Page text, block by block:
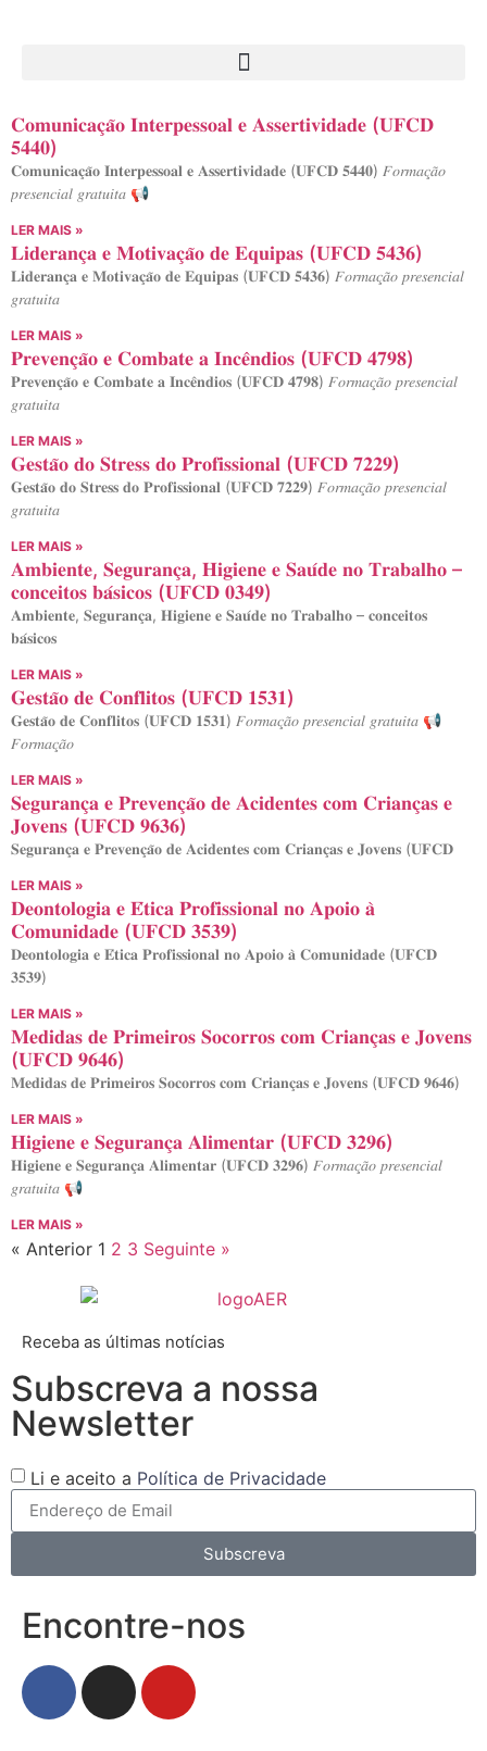
𝐂𝐨𝐦𝐮𝐧𝐢𝐜𝐚𝐜̧𝐚̃𝐨 𝐈𝐧𝐭𝐞𝐫𝐩𝐞𝐬𝐬𝐨𝐚𝐥 𝐞 𝐀𝐬𝐬𝐞𝐫𝐭𝐢𝐯𝐢𝐝𝐚𝐝𝐞 (𝐔𝐅𝐂𝐃
𝟓𝟒𝟒𝟎)
𝐂𝐨𝐦𝐮𝐧𝐢𝐜𝐚𝐜̧𝐚̃𝐨 𝐈𝐧𝐭𝐞𝐫𝐩𝐞𝐬𝐬𝐨𝐚𝐥 𝐞 𝐀𝐬𝐬𝐞𝐫𝐭𝐢𝐯𝐢𝐝𝐚𝐝𝐞 (𝐔𝐅𝐂𝐃 𝟓𝟒𝟒𝟎) 𝐹𝑜𝑟𝑚𝑎𝑐̧𝑎̃𝑜
𝑝𝑟𝑒𝑠𝑒𝑛𝑐𝑖𝑎𝑙 𝑔𝑟𝑎𝑡𝑢𝑖𝑡𝑎 📢
LER MAIS »
𝐋𝐢𝐝𝐞𝐫𝐚𝐧𝐜̧𝐚 𝐞 𝐌𝐨𝐭𝐢𝐯𝐚𝐜̧𝐚̃𝐨 𝐝𝐞 𝐄𝐪𝐮𝐢𝐩𝐚𝐬 (𝐔𝐅𝐂𝐃 𝟓𝟒𝟑𝟔)
𝐋𝐢𝐝𝐞𝐫𝐚𝐧𝐜̧𝐚 𝐞 𝐌𝐨𝐭𝐢𝐯𝐚𝐜̧𝐚̃𝐨 𝐝𝐞 𝐄𝐪𝐮𝐢𝐩𝐚𝐬 (𝐔𝐅𝐂𝐃 𝟓𝟒𝟑𝟔) 𝐹𝑜𝑟𝑚𝑎𝑐̧𝑎̃𝑜 𝑝𝑟𝑒𝑠𝑒𝑛𝑐𝑖𝑎𝑙
𝑔𝑟𝑎𝑡𝑢𝑖𝑡𝑎
LER MAIS »
𝐏𝐫𝐞𝐯𝐞𝐧𝐜̧𝐚̃𝐨 𝐞 𝐂𝐨𝐦𝐛𝐚𝐭𝐞 𝐚 𝐈𝐧𝐜𝐞̂𝐧𝐝𝐢𝐨𝐬 (𝐔𝐅𝐂𝐃 𝟒𝟕𝟗𝟖)
𝐏𝐫𝐞𝐯𝐞𝐧𝐜̧𝐚̃𝐨 𝐞 𝐂𝐨𝐦𝐛𝐚𝐭𝐞 𝐚 𝐈𝐧𝐜𝐞̂𝐧𝐝𝐢𝐨𝐬 (𝐔𝐅𝐂𝐃 𝟒𝟕𝟗𝟖) 𝐹𝑜𝑟𝑚𝑎𝑐̧𝑎̃𝑜 𝑝𝑟𝑒𝑠𝑒𝑛𝑐𝑖𝑎𝑙
𝑔𝑟𝑎𝑡𝑢𝑖𝑡𝑎
LER MAIS »
𝐆𝐞𝐬𝐭𝐚̃𝐨 𝐝𝐨 𝐒𝐭𝐫𝐞𝐬𝐬 𝐝𝐨 𝐏𝐫𝐨𝐟𝐢𝐬𝐬𝐢𝐨𝐧𝐚𝐥 (𝐔𝐅𝐂𝐃 𝟕𝟐𝟐𝟗)
𝐆𝐞𝐬𝐭𝐚̃𝐨 𝐝𝐨 𝐒𝐭𝐫𝐞𝐬𝐬 𝐝𝐨 𝐏𝐫𝐨𝐟𝐢𝐬𝐬𝐢𝐨𝐧𝐚𝐥 (𝐔𝐅𝐂𝐃 𝟕𝟐𝟐𝟗) 𝐹𝑜𝑟𝑚𝑎𝑐̧𝑎̃𝑜 𝑝𝑟𝑒𝑠𝑒𝑛𝑐𝑖𝑎𝑙
𝑔𝑟𝑎𝑡𝑢𝑖𝑡𝑎
LER MAIS »
𝐀𝐦𝐛𝐢𝐞𝐧𝐭𝐞, 𝐒𝐞𝐠𝐮𝐫𝐚𝐧𝐜̧𝐚, 𝐇𝐢𝐠𝐢𝐞𝐧𝐞 𝐞 𝐒𝐚𝐮́𝐝𝐞 𝐧𝐨 𝐓𝐫𝐚𝐛𝐚𝐥𝐡𝐨 –
𝐜𝐨𝐧𝐜𝐞𝐢𝐭𝐨𝐬 𝐛𝐚́𝐬𝐢𝐜𝐨𝐬 (𝐔𝐅𝐂𝐃 𝟎𝟑𝟒𝟗)
𝐀𝐦𝐛𝐢𝐞𝐧𝐭𝐞, 𝐒𝐞𝐠𝐮𝐫𝐚𝐧𝐜̧𝐚, 𝐇𝐢𝐠𝐢𝐞𝐧𝐞 𝐞 𝐒𝐚𝐮́𝐝𝐞 𝐧𝐨 𝐓𝐫𝐚𝐛𝐚𝐥𝐡𝐨 – 𝐜𝐨𝐧𝐜𝐞𝐢𝐭𝐨𝐬
𝐛𝐚́𝐬𝐢𝐜𝐨𝐬
LER MAIS »
𝐆𝐞𝐬𝐭𝐚̃𝐨 𝐝𝐞 𝐂𝐨𝐧𝐟𝐥𝐢𝐭𝐨𝐬 (𝐔𝐅𝐂𝐃 𝟏𝟓𝟑𝟏)
𝐆𝐞𝐬𝐭𝐚̃𝐨 𝐝𝐞 𝐂𝐨𝐧𝐟𝐥𝐢𝐭𝐨𝐬 (𝐔𝐅𝐂𝐃 𝟏𝟓𝟑𝟏) 𝐹𝑜𝑟𝑚𝑎𝑐̧𝑎̃𝑜 𝑝𝑟𝑒𝑠𝑒𝑛𝑐𝑖𝑎𝑙 𝑔𝑟𝑎𝑡𝑢𝑖𝑡𝑎 📢
𝐹𝑜𝑟𝑚𝑎𝑐̧𝑎̃𝑜
LER MAIS »
𝐒𝐞𝐠𝐮𝐫𝐚𝐧𝐜̧𝐚 𝐞 𝐏𝐫𝐞𝐯𝐞𝐧𝐜̧𝐚̃𝐨 𝐝𝐞 𝐀𝐜𝐢𝐝𝐞𝐧𝐭𝐞𝐬 𝐜𝐨𝐦 𝐂𝐫𝐢𝐚𝐧𝐜̧𝐚𝐬 𝐞
𝐉𝐨𝐯𝐞𝐧𝐬 (𝐔𝐅𝐂𝐃 𝟗𝟔𝟑𝟔)
𝐒𝐞𝐠𝐮𝐫𝐚𝐧𝐜̧𝐚 𝐞 𝐏𝐫𝐞𝐯𝐞𝐧𝐜̧𝐚̃𝐨 𝐝𝐞 𝐀𝐜𝐢𝐝𝐞𝐧𝐭𝐞𝐬 𝐜𝐨𝐦 𝐂𝐫𝐢𝐚𝐧𝐜̧𝐚𝐬 𝐞 𝐉𝐨𝐯𝐞𝐧𝐬 (𝐔𝐅𝐂𝐃
LER MAIS »
𝐃𝐞𝐨𝐧𝐭𝐨𝐥𝐨𝐠𝐢𝐚 𝐞 𝐄́𝐭𝐢𝐜𝐚 𝐏𝐫𝐨𝐟𝐢𝐬𝐬𝐢𝐨𝐧𝐚𝐥 𝐧𝐨 𝐀𝐩𝐨𝐢𝐨 𝐚̀
𝐂𝐨𝐦𝐮𝐧𝐢𝐝𝐚𝐝𝐞 (𝐔𝐅𝐂𝐃 𝟑𝟓𝟑𝟗)
𝐃𝐞𝐨𝐧𝐭𝐨𝐥𝐨𝐠𝐢𝐚 𝐞 𝐄́𝐭𝐢𝐜𝐚 𝐏𝐫𝐨𝐟𝐢𝐬𝐬𝐢𝐨𝐧𝐚𝐥 𝐧𝐨 𝐀𝐩𝐨𝐢𝐨 𝐚̀ 𝐂𝐨𝐦𝐮𝐧𝐢𝐝𝐚𝐝𝐞 (𝐔𝐅𝐂𝐃
𝟑𝟓𝟑𝟗)
LER MAIS »
𝐌𝐞𝐝𝐢𝐝𝐚𝐬 𝐝𝐞 𝐏𝐫𝐢𝐦𝐞𝐢𝐫𝐨𝐬 𝐒𝐨𝐜𝐨𝐫𝐫𝐨𝐬 𝐜𝐨𝐦 𝐂𝐫𝐢𝐚𝐧𝐜̧𝐚𝐬 𝐞 𝐉𝐨𝐯𝐞𝐧𝐬
(𝐔𝐅𝐂𝐃 𝟗𝟔𝟒𝟔)
𝐌𝐞𝐝𝐢𝐝𝐚𝐬 𝐝𝐞 𝐏𝐫𝐢𝐦𝐞𝐢𝐫𝐨𝐬 𝐒𝐨𝐜𝐨𝐫𝐫𝐨𝐬 𝐜𝐨𝐦 𝐂𝐫𝐢𝐚𝐧𝐜̧𝐚𝐬 𝐞 𝐉𝐨𝐯𝐞𝐧𝐬 (𝐔𝐅𝐂𝐃 𝟗𝟔𝟒𝟔)
LER MAIS »
𝐇𝐢𝐠𝐢𝐞𝐧𝐞 𝐞 𝐒𝐞𝐠𝐮𝐫𝐚𝐧𝐜̧𝐚 𝐀𝐥𝐢𝐦𝐞𝐧𝐭𝐚𝐫 (𝐔𝐅𝐂𝐃 𝟑𝟐𝟗𝟔)
𝐇𝐢𝐠𝐢𝐞𝐧𝐞 𝐞 𝐒𝐞𝐠𝐮𝐫𝐚𝐧𝐜̧𝐚 𝐀𝐥𝐢𝐦𝐞𝐧𝐭𝐚𝐫 (𝐔𝐅𝐂𝐃 𝟑𝟐𝟗𝟔) 𝐹𝑜𝑟𝑚𝑎𝑐̧𝑎̃𝑜 𝑝𝑟𝑒𝑠𝑒𝑛𝑐𝑖𝑎𝑙
𝑔𝑟𝑎𝑡𝑢𝑖𝑡𝑎 📢
LER MAIS »
« Anterior 1 2 3 Seguinte »
Receba as últimas notícias
Subscreva a nossa
Newsletter
Li e aceito a Política de Privacidade
Subscreva
Encontre-nos